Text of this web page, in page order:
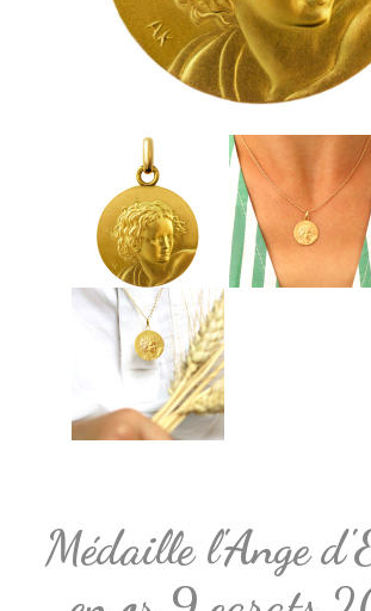
Médaille l'Ange